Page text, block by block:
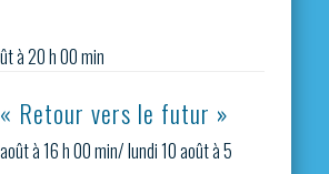
à 20 h 00 min
Retour vers le futur »
à 16 h 00 min/lundi 10 août à 5